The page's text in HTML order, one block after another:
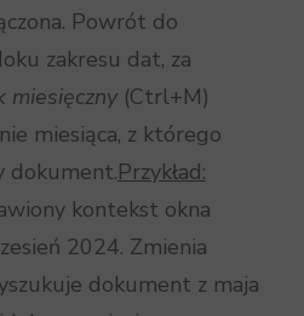
Powrót do
zakresu dat, za
miesięczny (Ctrl+M)
miesiąca, z którego
dokument.Przykład:
kontekst okna
2024. Zmienia
dokument z maja